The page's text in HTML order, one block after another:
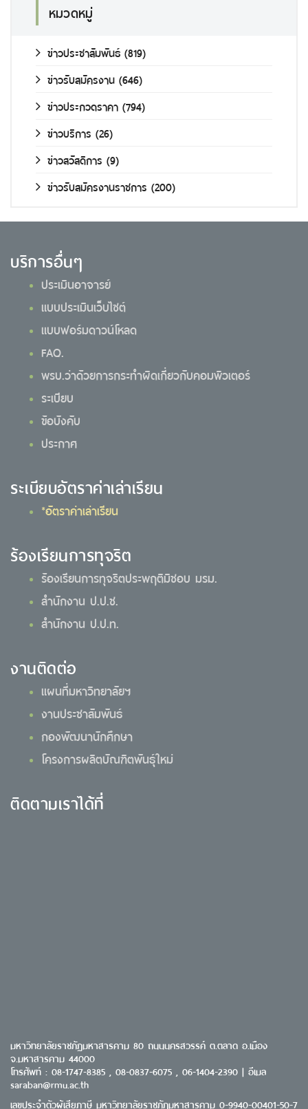
หมวดหมู่
ข่าวประชาสัมพันธ์ (819)
ข่าวรับสมัครงาน (646)
ข่าวประกวดราคา (794)
ข่าวบริการ (26)
ข่าวสวัสดิการ (9)
ข่าวรับสมัครงานราชการ (200)
บริการอื่นๆ
ประเมินอาจารย์
แบบประเมินเว็บไซต์
แบบฟอร์มดาวน์โหลด
FAQ.
พรบ.ว่าด้วยการกระทำผิดเกี่ยวกับคอมพิวเตอร์
ระเบียบ
ข้อบังคับ
ประกาศ
ระเบียบอัตราค่าเล่าเรียน
*อัตราค่าเล่าเรียน
ร้องเรียนการทุจริต
ร้องเรียนการทุจริตประพฤติมิชอบ มรม.
สำนักงาน ป.ป.ช.
สำนักงาน ป.ป.ท.
งานติดต่อ
แผนที่มหาวิทยาลัยฯ
งานประชาสัมพันธ์
กองพัฒนานักศึกษา
โครงการผลิตบัณฑิตพันธุ์ใหม่
ติดตามเราได้ที่
มหาวิทยาลัยราชภัฏมหาสารคาม 80 ถนนนครสวรรค์ ต.ตลาด อ.เมือง
จ.มหาสารคาม 44000
โทรศัพท์ : 08-1747-8385 , 08-0837-6075 , 06-1404-2390 | อีเมล
saraban@rmu.ac.th
เลขประจำตัวผู้เสียภาษี มหาวิทยาลัยราชภัฏมหาสารคาม 0-9940-00401-50-7